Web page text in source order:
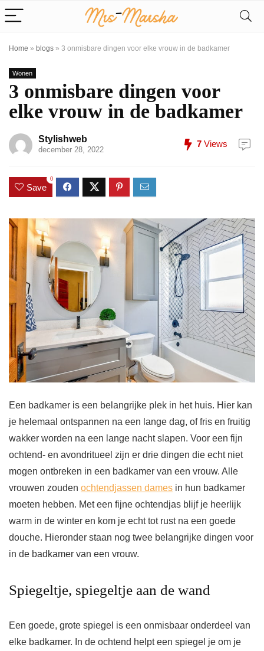
Home » blogs » 3 onmisbare dingen voor elke vrouw in de badkamer
Wonen
3 onmisbare dingen voor
elke vrouw in de badkamer
Stylishweb
december 28, 2022
7 Views
Save
0
Een badkamer is een belangrijke plek in het huis. Hier kan
je helemaal ontspannen na een lange dag, of fris en fruitig
wakker worden na een lange nacht slapen. Voor een fijn
ochtend- en avondritueel zijn er drie dingen die echt niet
mogen ontbreken in een badkamer van een vrouw. Alle
vrouwen zouden ochtendjassen dames in hun badkamer
moeten hebben. Met een fijne ochtendjas blijf je heerlijk
warm in de winter en kom je echt tot rust na een goede
douche. Hieronder staan nog twee belangrijke dingen voor
in de badkamer van een vrouw.
Spiegeltje, spiegeltje aan de wand
Een goede, grote spiegel is een onmisbaar onderdeel van
elke badkamer. In de ochtend helpt een spiegel je om je